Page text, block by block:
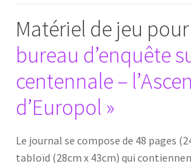
Matériel de jeu pour
bureau d’enquête
centennale –
d’Europol »
Le journal se compose de 48 pages
tabloïd (28cm x 43cm) qui